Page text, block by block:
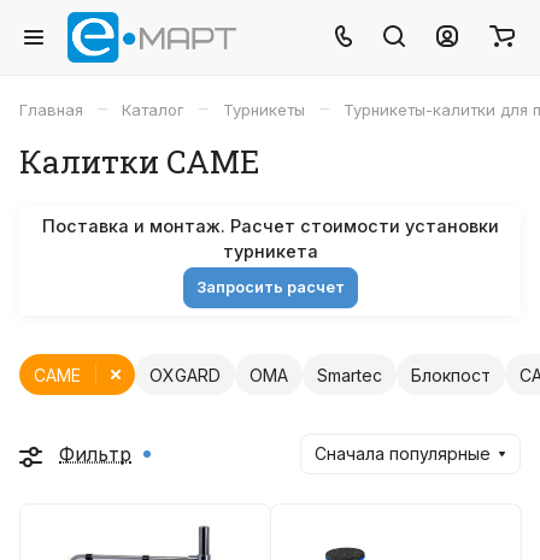
Главная – Каталог – Турникеты – Турникеты-калитки для
Калитки CAME
Поставка и монтаж. Расчет стоимости установки
турникета
Запросить расчет
OXGARD OMA Smartec Блокпост
CAME
Фильтр Сначала популярные